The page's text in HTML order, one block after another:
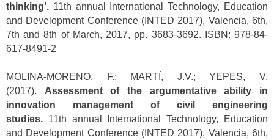
thinking’. 11th annual International Technology, Education
and Development Conference (INTED 2017), Valencia, 6th,
7th and 8th of March, 2017, pp. 3683-3692. ISBN: 978-84-
617-8491-2
MOLINA-MORENO, F.; MARTÍ, J.V.; YEPES, V.
(2017). Assessment of the argumentative ability in
innovation management of civil engineering
studies. 11th annual International Technology, Education
and Development Conference (INTED 2017), Valencia, 6th,